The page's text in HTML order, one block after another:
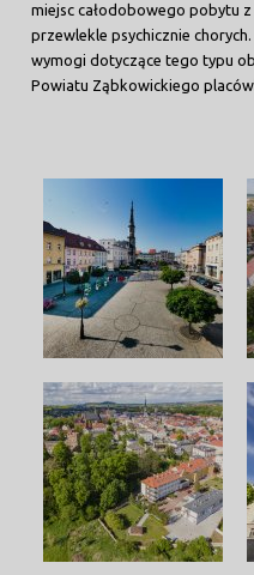
miejsc całodobowego pobytu
przewlekle psychicznie
wymogi dotyczące tego typu
Powiatu Ząbkowickiego